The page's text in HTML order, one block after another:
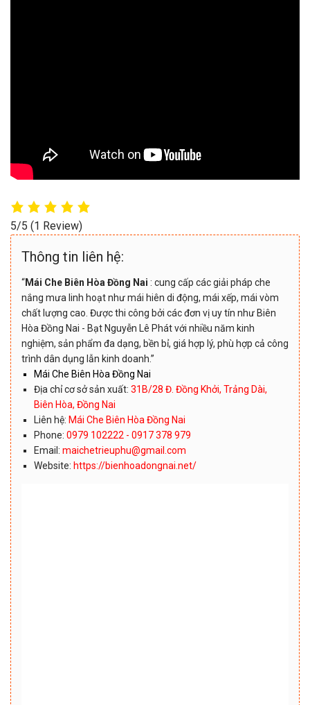
5/5 (1 Review)
Thông tin liên hệ:
“Mái Che Biên Hòa Đồng Nai : cung cấp các giải pháp che
nắng mưa linh hoạt như mái hiên di động, mái xếp, mái vòm
chất lượng cao. Được thi công bởi các đơn vị uy tín như Biên
Hòa Đồng Nai - Bạt Nguyễn Lê Phát với nhiều năm kinh
nghiệm, sản phẩm đa dạng, bền bỉ, giá hợp lý, phù hợp cả công
trình dân dụng lẫn kinh doanh.”
Mái Che Biên Hòa Đồng Nai
Địa chỉ cơ sở sản xuất: 31B/28 Đ. Đồng Khởi, Trảng Dài,
Biên Hòa, Đồng Nai
Liên hệ: Mái Che Biên Hòa Đồng Nai
Phone: 0979 102222 - 0917 378 979
Email:maichetrieuphu@gmail.com
Website: https://bienhoadongnai.net/